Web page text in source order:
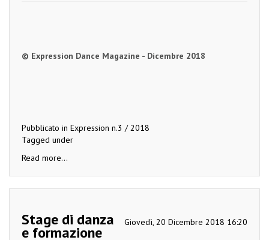
© Expression Dance Magazine - Dicembre 2018
Pubblicato in Expression n.3 / 2018
Tagged under
Read more...
Giovedì, 20 Dicembre 2018 16:20
Stage di danza
e formazione